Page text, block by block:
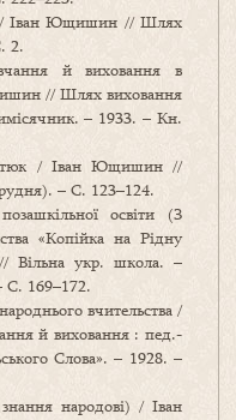
/ Іван Ющишин // Шлях
2.
й виховання в
// Шлях виховання
– 1933. – Кн.
/ Іван Ющишин //
– С. 123–124.
освіти (З
«Копійка на Рідну
укр. школа. –
С. 169–172.
вчительства /
й виховання : пед.-
Слова». – 1928. –
народові) / Іван